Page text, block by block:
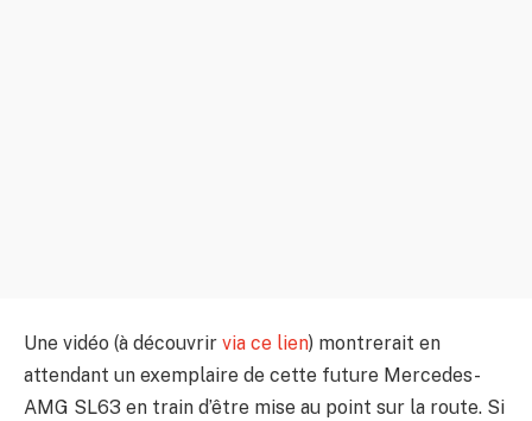
Une vidéo (à découvrir via ce lien) montrerait en
attendant un exemplaire de cette future Mercedes-
AMG SL63 en train d’être mise au point sur la route. Si